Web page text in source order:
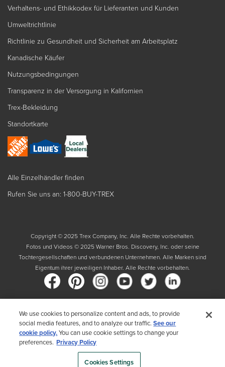
Verhaltens- und Ethikkodex für Lieferanten und Kunden
Umweltrichtlinie
Richtlinie zu Gesundheit und Sicherheit am Arbeitsplatz
Kanadische Käufer
Nutzungsbedingungen
Transparenz in der Versorgung in Kalifornien
Trex-Bekleidung
Standortkarte
Alle Einzelhändler finden
Rufen Sie uns an: 1-800-BUY-TREX
Copyright © 2025 Trex Company, Inc. Alle Rechte vorbehalten.
Fotos und Videos © 2025 Warner Bros. Discovery, Inc. oder seine
Tochtergesellschaften und verbundenen Unternehmen. Alle Marken sind
Eigentum ihrer jeweiligen Inhaber. Alle Rechte vorbehalten.
Land
Indem Sie Ihr Land auswählen, bestätigen Sie, dass Sie die
Datenschutzrichtlinie von Trex gelesen haben
We use cookies to personalize content and ads, to provide
social media features, and to analyze our traffic.See our
cookie policy.You can use cookie settings to change your
preferences. Privacy Policy
Cookies Settings